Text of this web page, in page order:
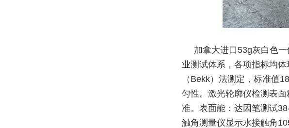
加拿大进口53g灰白色
业测试体系，各项指标均
（Bekk）法测定，标准值
匀性。激光轮廓仪检测表
准。表面能：达因笔测试
触角测量仪显示水接触角